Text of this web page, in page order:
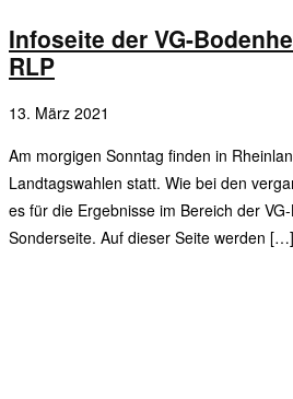
Infoseite der VG-
RLP
13. März 2021
Am morgigen Sonntag finden in
Landtagswahlen statt. Wie bei den
es für die Ergebnisse im Bereich der
Sonderseite. Auf dieser Seite werden […]